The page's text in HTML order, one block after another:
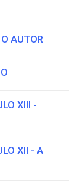
AUTOR
XIII -
XII - A